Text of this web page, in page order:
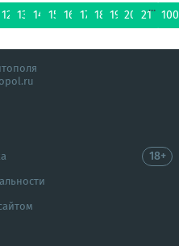
12 13 14 15 16 17 18 19 20 21
...
100
18+